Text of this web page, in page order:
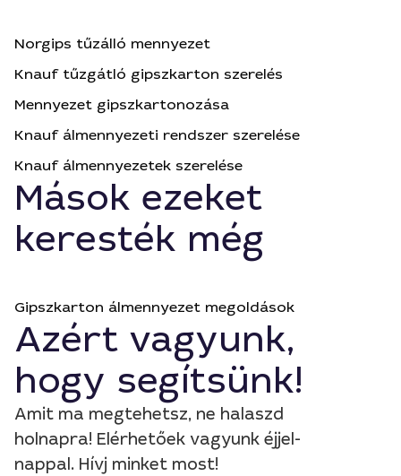
Norgips tűzálló mennyezet
Knauf tűzgátló gipszkarton szerelés
Mennyezet gipszkartonozása
Knauf álmennyezeti rendszer szerelése
Knauf álmennyezetek szerelése
Mások ezeket
keresték még
Gipszkarton álmennyezet megoldások
Azért vagyunk,
hogy segítsünk!
Amit ma megtehetsz, ne halaszd
holnapra! Elérhetőek vagyunk éjjel-
nappal. Hívj minket most!